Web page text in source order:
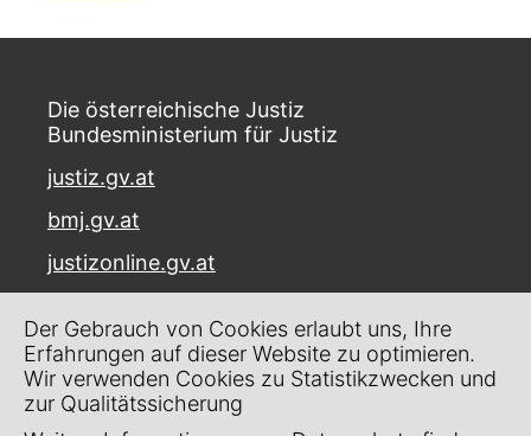
Die österreichische Justiz
Bundesministerium für Justiz
justiz.gv.at
bmj.gv.at
justizonline.gv.at
Museumstraße 7
1070 Wien
Kontakt
Der Gebrauch von Cookies erlaubt uns, Ihre
Erfahrungen auf dieser Website zu optimieren.
Wir verwenden Cookies zu Statistikzwecken und
zur Qualitätssicherung